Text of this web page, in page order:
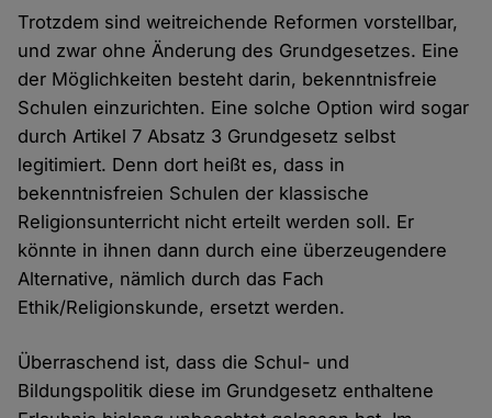
Trotzdem sind weitreichende Reformen vorstellbar,
und zwar ohne Änderung des Grundgesetzes. Eine
der Möglichkeiten besteht darin, bekenntnisfreie
Schulen einzurichten. Eine solche Option wird sogar
durch Artikel 7 Absatz 3 Grundgesetz selbst
legitimiert. Denn dort heißt es, dass in
bekenntnisfreien Schulen der klassische
Religionsunterricht nicht erteilt werden soll. Er
könnte in ihnen dann durch eine überzeugendere
Alternative, nämlich durch das Fach
Ethik/Religionskunde, ersetzt werden.
Überraschend ist, dass die Schul- und
Bildungspolitik diese im Grundgesetz enthaltene